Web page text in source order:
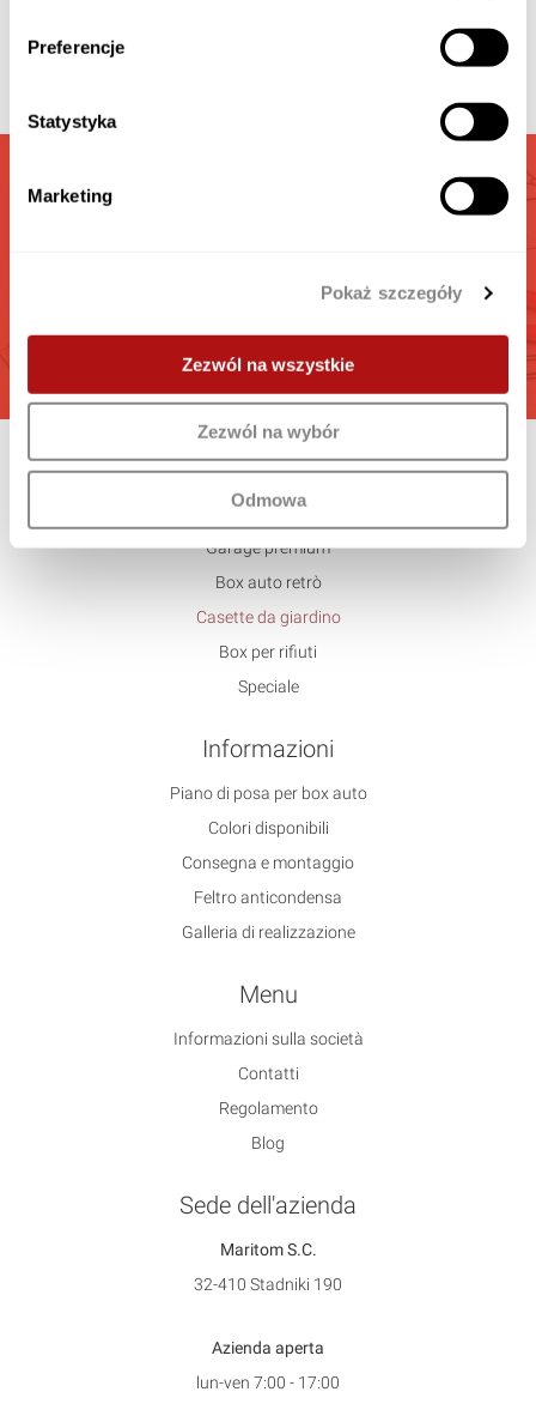
Preferencje
Statystyka
Marketing
Pokaż szczegóły
Zezwól na wszystkie
Zezwól na wybór
Odmowa
Calcola il preventivo e acquista il box auto
VAI
Offerta
Standard
Garage premium
Box auto retrò
Casette da giardino
Box per rifiuti
Speciale
Informazioni
Piano di posa per box auto
Colori disponibili
Consegna e montaggio
Feltro anticondensa
Galleria di realizzazione
Menu
Informazioni sulla società
Contatti
Regolamento
Blog
Sede dell'azienda
Maritom S.C.
32-410 Stadniki 190
Azienda aperta
lun-ven 7:00 - 17:00